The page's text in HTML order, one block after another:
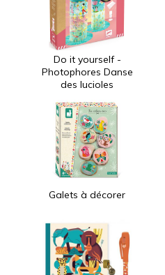
Do it yourself -
Photophores Danse
des lucioles
Galets à décorer